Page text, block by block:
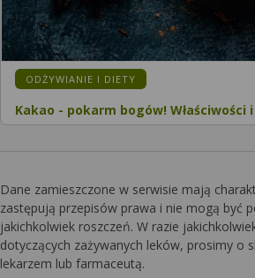
KATEGORIA:
ODŻYWIANIE I DIETY
Kakao - pokarm bogów! Właściwości
Dane zamieszczone w serwisie mają
zastępują przepisów prawa i nie mogą być
jakichkolwiek roszczeń. W razie
dotyczących zażywanych leków, prosimy o
lekarzem lub farmaceutą.